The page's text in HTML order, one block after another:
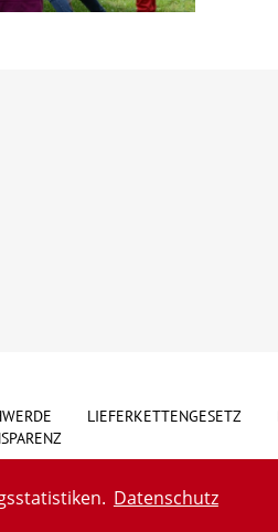
Datenschutz
LIEFERKETTENGESETZ